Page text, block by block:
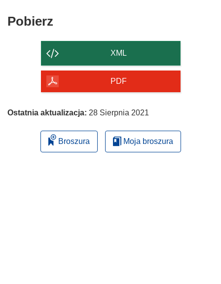
Pobierz
strony
XML
PDF
Ostatnia aktualizacja: 28 Sierpnia 2021
Broszura Moja broszura